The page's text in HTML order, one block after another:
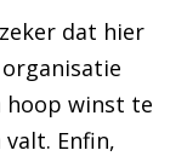
dat hier
hoop winst te
valt. Enfin,